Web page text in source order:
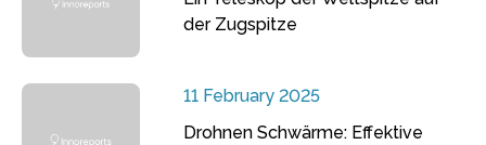
der Zugspitze
11 February 2025
Drohnen Schwärme: Effektive